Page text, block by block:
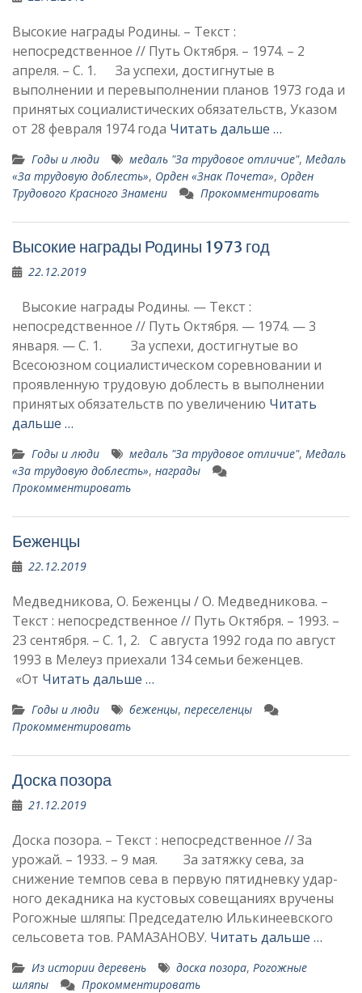
Высокие награды Родины. – Текст :
непосредственное // Путь Октября. – 1974. – 2
апреля. – С. 1. За успехи, достигнутые в
выполнении и перевыполнении планов 1973 года и
принятых социалистических обязательств, Указом
от 28 февраля 1974 года Читать дальше …
Годы и люди медаль "За трудовое отличие", Медаль
«За трудовую доблесть», Орден «Знак Почета», Орден
Трудового Красного Знамени
Прокомментировать
Высокие награды Родины 1973 год
22.12.2019
Высокие награды Родины. — Текст :
непосредственное // Путь Октября. — 1974. — 3
января. — С. 1. За успехи, достигнутые во
Всесоюзном социалистическом соревновании и
проявленную трудовую доблесть в выполне­нии
принятых обязательств по увеличению Читать
дальше …
Годы и люди медаль "За трудовое отличие", Медаль
«За трудовую доблесть», награды
Прокомментировать
Беженцы
22.12.2019
Медведникова, О. Беженцы / О. Медведникова. –
Текст : непосредственное // Путь Октября. – 1993. –
23 сентября. – С. 1, 2. С августа 1992 года по август
1993 в Мелеуз приехали 134 семьи беженцев.
«От Читать дальше …
Годы и люди беженцы, переселенцы
Прокомментировать
Доска позора
21.12.2019
Доска позора. – Текст : непосредственное // За
урожай. – 1933. – 9 мая. За затяжку сева, за
снижение тем­пов сева в первую пятидневку удар­
ного декадника на кустовых совеща­ниях вручены
Рогожные шляпы: Председателю Илькинеевского
сельсовета тов. РАМАЗАНОВУ. Читать дальше …
Из истории деревень доска позора, Рогожные
шляпы
Прокомментировать